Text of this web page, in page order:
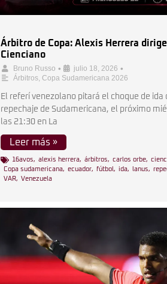
Árbitro de Copa: Alexis Herrera
Cienciano
Bruno Russo • julio 18, 2026 •
Árbitros, Copa Sudamericana 2026
El referí venezolano pitará el choque de ida
repechaje de Sudamericana, el próximo
las 21:30 en La
Leer más »
16avos, alexis herrera, árbitros, carlos orbe,
Copa sudamericana, ecuador, fútbol , ida, lanus,
VAR, Venezuela